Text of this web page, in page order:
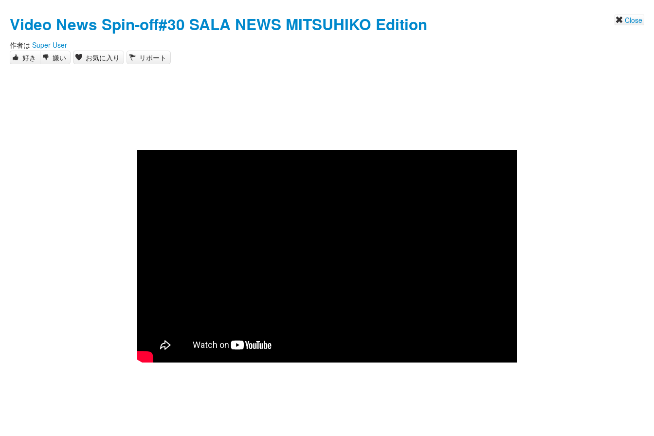
Close
Video News Spin-off#30 SALA NEWS MITSUHIKO Edition
作者は Super User
好き
嫌い お気に入り リポート